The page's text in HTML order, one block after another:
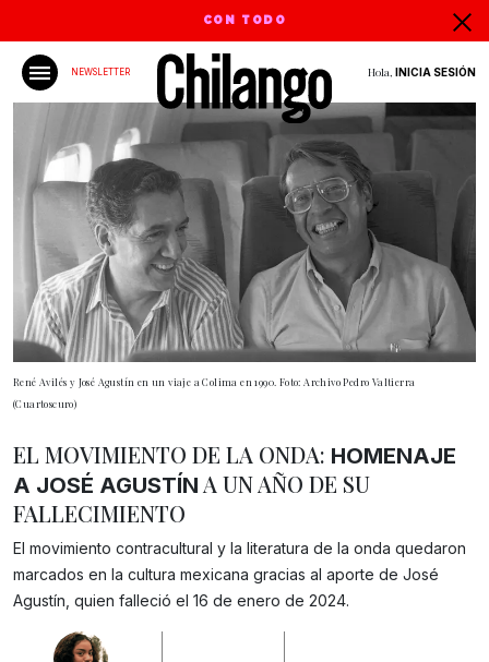
CON TODO
NEWSLETTER Hola, INICIA SESIÓN
René Avilés y José Agustín en un viaje a Colima en 1990. Foto: Archivo Pedro Valtierra
(Cuartoscuro)
Gracias!
EL MOVIMIENTO DE LA ONDA: HOMENAJE
A JOSÉ AGUSTÍN A UN AÑO DE SU
FALLECIMIENTO
El movimiento contracultural y la literatura de la onda quedaron
marcados en la cultura mexicana gracias al aporte de José
Agustín, quien falleció el 16 de enero de 2024.